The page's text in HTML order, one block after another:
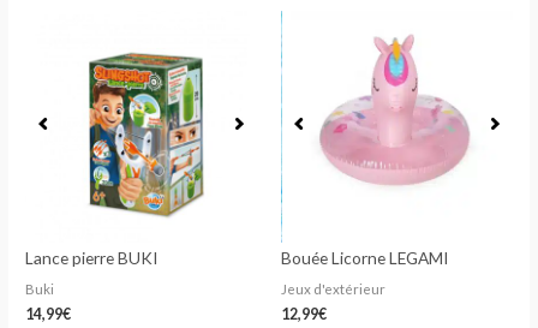
Lance pierre BUKI
Buki
14,99€
Bouée Licorne LEGAMI
Jeux d'extérieur
12,99€